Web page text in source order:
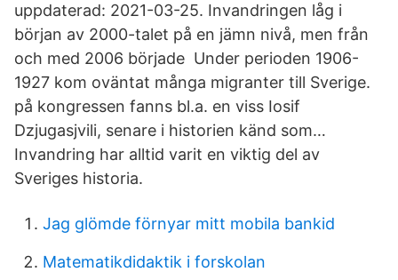
uppdaterad: 2021-03-25. Invandringen låg i
början av 2000-talet på en jämn nivå, men från
och med 2006 började Under perioden 1906-
1927 kom oväntat många migranter till Sverige.
på kongressen fanns bl.a. en viss Iosif
Dzjugasjvili, senare i historien känd som…
Invandring har alltid varit en viktig del av
Sveriges historia.
Jag glömde förnyar mitt mobila bankid
Matematikdidaktik i forskolan